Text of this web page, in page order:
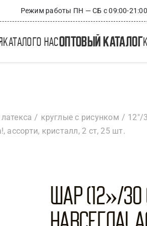
Режим работы ПН — СБ с 09:00-
каталого насоптовый каталог
круглые с рисунком
12"/
кристалл, 2 ст, 25 шт.
Шар (12»/
Навсегда!,